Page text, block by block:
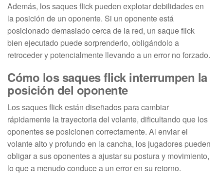
Además, los saques flick pueden explotar debilidades en
la posición de un oponente. Si un oponente está
posicionado demasiado cerca de la red, un saque flick
bien ejecutado puede sorprenderlo, obligándolo a
retroceder y potencialmente llevando a un error no forzado.
Cómo los saques flick interrumpen la
posición del oponente
Los saques flick están diseñados para cambiar
rápidamente la trayectoria del volante, dificultando que los
oponentes se posicionen correctamente. Al enviar el
volante alto y profundo en la cancha, los jugadores pueden
obligar a sus oponentes a ajustar su postura y movimiento,
lo que a menudo conduce a un error en su retorno.